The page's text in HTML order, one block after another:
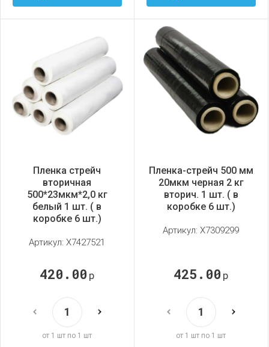
Пленка стрейч
вторичная
500*23мкм*2,0 кг
белый 1 шт. ( в
коробке 6 шт.)
Артикул: X7427521
420.00 р
от 1 шт по 1 шт
Пленка-стрейч 500 мм
20мкм черная 2 кг
вторич. 1 шт. ( в
коробке 6 шт.)
Артикул: X7309299
425.00 р
от 1 шт по 1 шт